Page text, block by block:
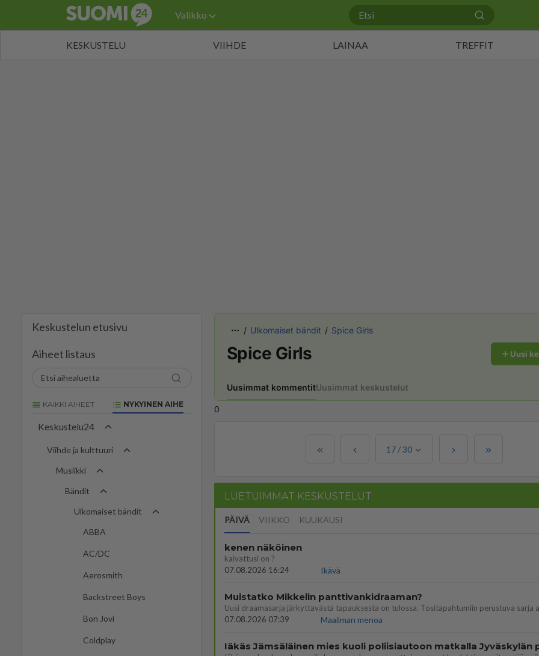
Valikko
KESKUSTELU VIIHDE LAINAA TREFFIT
Keskustelun etusivu
Aiheet listaus
KAIKKI AIHEET NYKYINEN AIHE
Keskustelu24
Viihde ja kulttuuri
Musiikki
Bändit
Ulkomaiset bändit
ABBA
AC/DC
Aerosmith
Backstreet Boys
Bon Jovi
Coldplay
Ulkomaiset bändit Spice Girls
Spice Girls Uusi
Uusimmat kommentitUusimmat keskustelut
0
17 /30
LUETUIMMAT KESKUSTELUT
PÄIVÄ VIIKKO KUUKAUSI
kenen näköinen
kaivattusi on ?
07.08.2026 16:24
Ikävä
Muistatko Mikkelin panttivankidraaman?
07.08.2026 07:39
Maailman menoa